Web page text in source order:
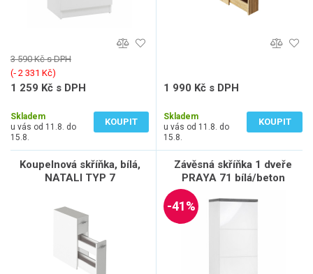
3 590 Kč s DPH
(‐ 2 331 Kč)
1 259 Kč s DPH
Skladem
u vás od 11.8. do
15.8.
KOUPIT
1 990 Kč s DPH
Skladem
u vás od 11.8. do
15.8.
KOUPIT
Koupelnová skříňka, bílá,
NATALI TYP 7
Závěsná skříňka 1 dveře
PRAYA 71 bílá/beton
-41%